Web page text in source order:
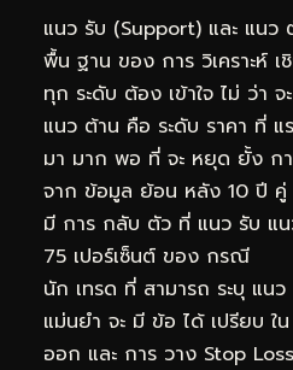
แนว รับ (Support) และ แนว
พื้น ฐาน ของ การ วิเคราะห์
ทุก ระดับ ต้อง เข้าใจ ไม่ ว่า
แนว ต้าน คือ ระดับ ราคา ที่ แ
มา มาก พอ ที่ จะ หยุด ยั้ง ก
จาก ข้อมูล ย้อน หลัง 10 ปี คู่
มี การ กลับ ตัว ที่ แนว รับ
75 เปอร์เซ็นต์ ของ กรณี
นัก เทรด ที่ สามารถ ระบุ แน
แม่นยำ จะ มี ข้อ ได้ เปรียบ ใ
ออก และ การ วาง Stop